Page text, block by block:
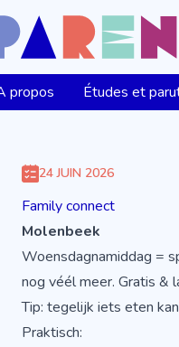
propos Études et
24 JUIN 2026
Family connect
Molenbeek
Woensdagnamiddag =
nog véél meer. Gratis &
Tip: tegelijk iets eten
Praktisch: